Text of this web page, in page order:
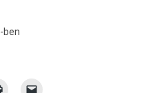
ben